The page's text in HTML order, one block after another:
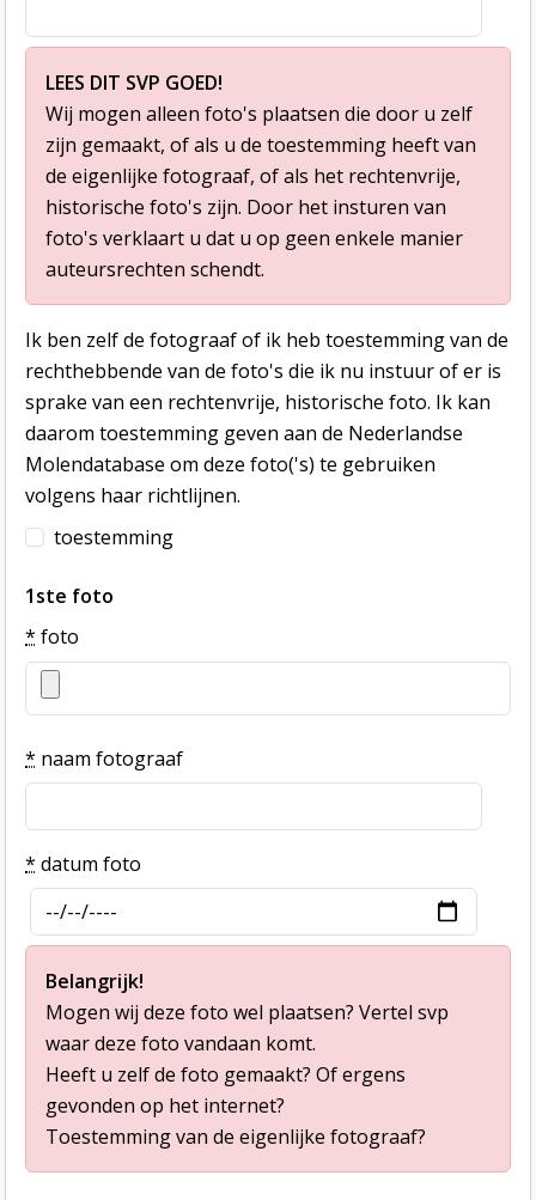
LEES DIT SVP GOED!
Wij mogen alleen foto's plaatsen die door u zelf
zijn gemaakt, of als u de toestemming heeft van
de eigenlijke fotograaf, of als het rechtenvrije,
historische foto's zijn. Door het insturen van
foto's verklaart u dat u op geen enkele manier
auteursrechten schendt.
Ik ben zelf de fotograaf of ik heb toestemming van de
rechthebbende van de foto's die ik nu instuur of er is
sprake van een rechtenvrije, historische foto. Ik kan
daarom toestemming geven aan de Nederlandse
Molendatabase om deze foto('s) te gebruiken
volgens haar richtlijnen.
toestemming
1ste foto
* foto
* naam fotograaf
* datum foto
Belangrijk!
Mogen wij deze foto wel plaatsen? Vertel svp
waar deze foto vandaan komt.
Heeft u zelf de foto gemaakt? Of ergens
gevonden op het internet?
Toestemming van de eigenlijke fotograaf?